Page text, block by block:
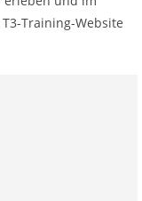
Training-Website